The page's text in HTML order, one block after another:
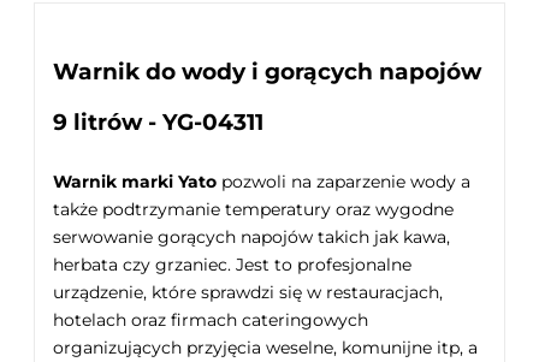
Warnik do wody i gorących napojów
9 litrów - YG-04311
Warnik marki Yato pozwoli na zaparzenie wody a
także podtrzymanie temperatury oraz wygodne
serwowanie gorących napojów takich jak kawa,
herbata czy grzaniec. Jest to profesjonalne
urządzenie, które sprawdzi się w restauracjach,
hotelach oraz firmach cateringowych
organizujących przyjęcia weselne, komunijne itp, a